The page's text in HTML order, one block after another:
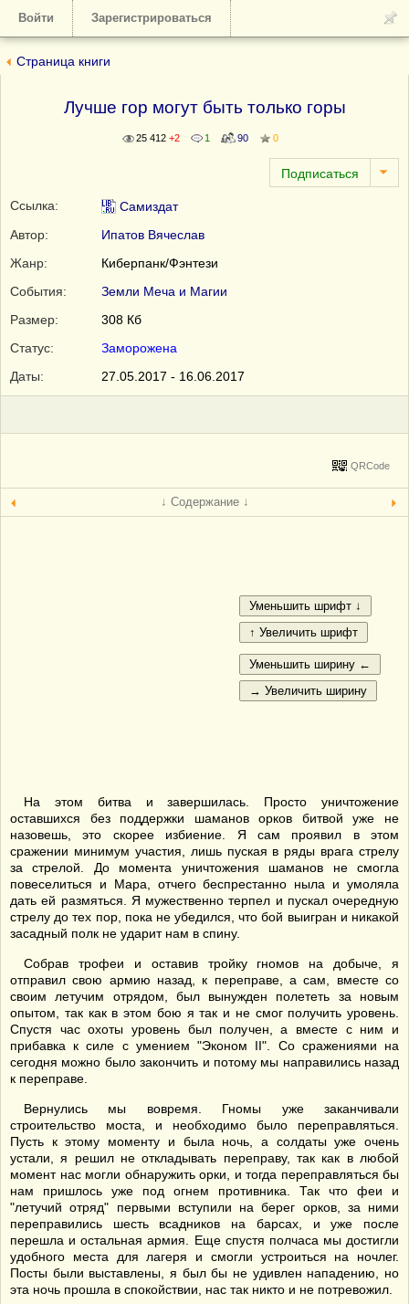
Войти Зарегистрироваться
Страница книги
Лучше гор могут быть только горы
25 412 +2 1 90 0
Ссылка:
Самиздат
Автор:
Ипатов Вячеслав
Жанр:
Киберпанк/Фэнтези
События:
Земли Меча и Магии
Размер:
308 Кб
Статус:
Заморожена
Даты:
27.05.2017 - 16.06.2017
QRCode
↓ Содержание ↓
На этом битва и завершилась. Просто уничтожение
оставшихся без поддержки шаманов орков битвой уже не
назовешь, это скорее избиение. Я сам проявил в этом
сражении минимум участия, лишь пуская в ряды врага стрелу
за стрелой. До момента уничтожения шаманов не смогла
повеселиться и Мара, отчего беспрестанно ныла и умоляла
дать ей размяться. Я мужественно терпел и пускал очередную
стрелу до тех пор, пока не убедился, что бой выигран и никакой
засадный полк не ударит нам в спину.
Собрав трофеи и оставив тройку гномов на добыче, я
отправил свою армию назад, к переправе, а сам, вместе со
своим летучим отрядом, был вынужден полететь за новым
опытом, так как в этом бою я так и не смог получить уровень.
Спустя час охоты уровень был получен, а вместе с ним и
прибавка к силе с умением "Эконом II". Со сражениями на
сегодня можно было закончить и потому мы направились назад
к переправе.
Вернулись мы вовремя. Гномы уже заканчивали
строительство моста, и необходимо было переправляться.
Пусть к этому моменту и была ночь, а солдаты уже очень
устали, я решил не откладывать переправу, так как в любой
момент нас могли обнаружить орки, и тогда переправляться бы
нам пришлось уже под огнем противника. Так что феи и
"летучий отряд" первыми вступили на берег орков, за ними
переправились шесть всадников на барсах, и уже после
перешла и остальная армия. Еще спустя полчаса мы достигли
удобного места для лагеря и смогли устроиться на ночлег.
Посты были выставлены, я был бы не удивлен нападению, но
эта ночь прошла в спокойствии, нас так никто и не потревожил.